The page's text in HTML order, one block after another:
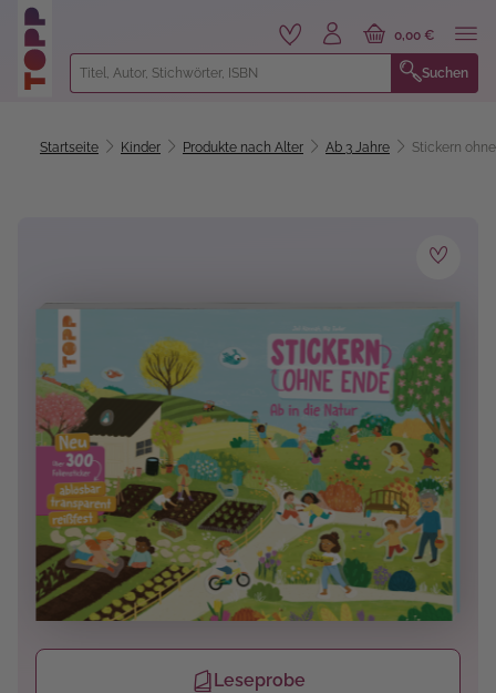
springen
Suchen
0,00 €
Startseite Kinder Produkte nach Alter Ab 3 Jahre Stickern
Leseprobe